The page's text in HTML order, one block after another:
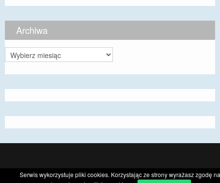
Archiwa
Archiwa
CyberChimps ©2026
Serwis wykorzystuje pliki cookies. Korzystając ze strony wyrażasz zgodę na